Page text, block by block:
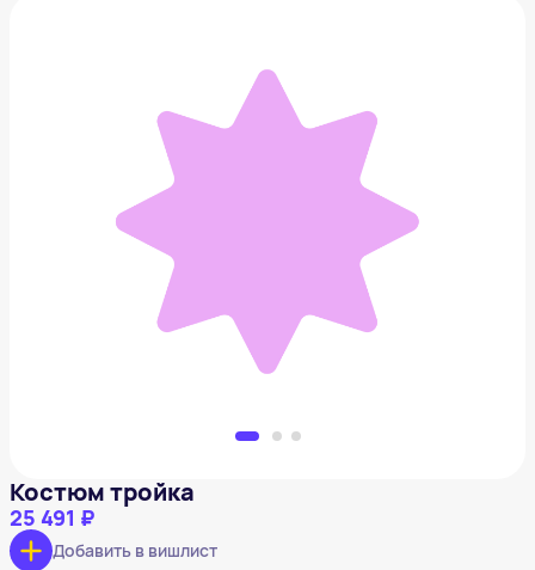
Костюм тройка
25 491 ₽
Добавить в вишлист